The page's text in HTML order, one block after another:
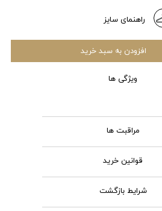
راهنمای سایز
افزودن به سبد خرید
ویژگی ها
مراقبت ها
محصولات چرمی را نشویید
مواد شوینده استفاده نکنید
قوانین خرید
انتخابی در سبد خرید
نمایش و تا قبل از تایید و
شرایط بازگشت